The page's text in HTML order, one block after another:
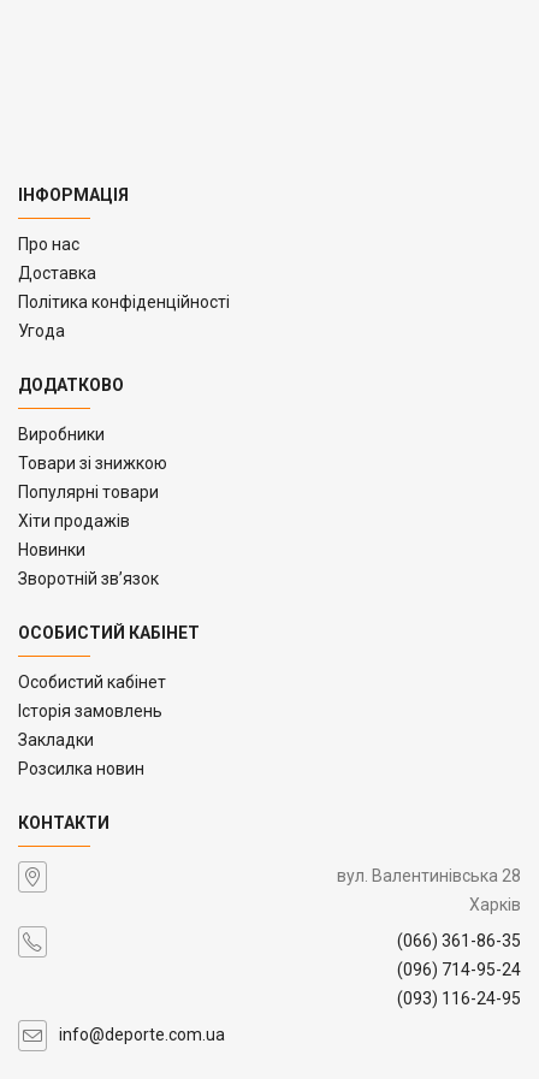
ІНФОРМАЦІЯ
Про нас
Доставка
Політика конфіденційності
Угода
ДОДАТКОВО
Виробники
Товари зі знижкою
Популярні товари
Хіти продажів
Новинки
Зворотній зв’язок
ОСОБИСТИЙ КАБІНЕТ
Особистий кабінет
Історія замовлень
Закладки
Розсилка новин
КОНТАКТИ
вул. Валентинівська 28
Харків
(066) 361-86-35
(096) 714-95-24
(093) 116-24-95
info@deporte.com.ua